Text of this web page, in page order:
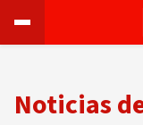
Noticias